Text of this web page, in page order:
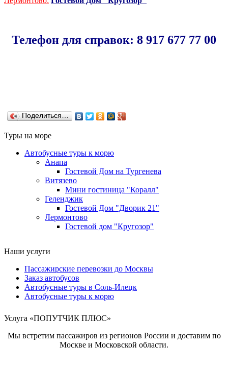
Телефон для справок: 8 917 677 77 00
Поделиться…
Туры на море
Автобусные туры к морю
Анапа
Гостевой Дом на Тургенева
Витязево
Мини гостиница "Коралл"
Геленджик
Гостевой Дом "Дворик 21"
Лермонтово
Гостевой дом "Кругозор"
Наши услуги
Пассажирские перевозки до Москвы
Заказ автобусов
Автобусные туры в Соль-Илецк
Автобусные туры к морю
Услуга «ПОПУТЧИК ПЛЮС»
Мы встретим пассажиров из регионов России и доставим по
Москве и Московской области.